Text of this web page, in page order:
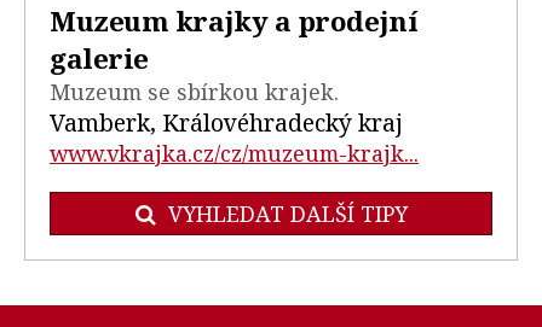
Muzeum krajky a prodejní
galerie
Muzeum se sbírkou krajek.
Vamberk, Královéhradecký kraj
www.vkrajka.cz/cz/muzeum-krajk...
VYHLEDAT DALŠÍ TIPY